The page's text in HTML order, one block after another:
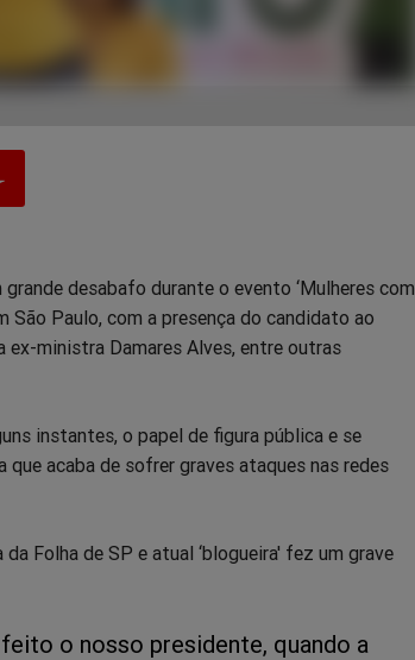
desabafo durante o evento ‘Mulheres com
São Paulo, com a presença do candidato ao
ministra Damares Alves, entre outras
instantes, o papel de figura pública e se
acaba de sofrer graves ataques nas redes
Folha de SP e atual ‘blogueira' fez um grave
o nosso presidente, quando a